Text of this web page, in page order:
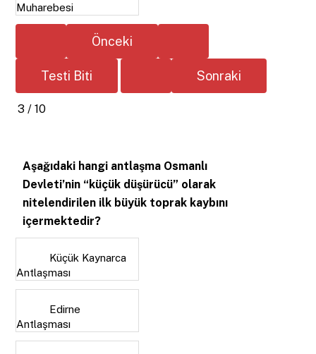
Muharebesi
3 / 10
Aşağıdaki hangi antlaşma Osmanlı
Devleti’nin “küçük düşürücü” olarak
nitelendirilen ilk büyük toprak kaybını
içermektedir?
Küçük Kaynarca
Antlaşması
Edirne
Antlaşması